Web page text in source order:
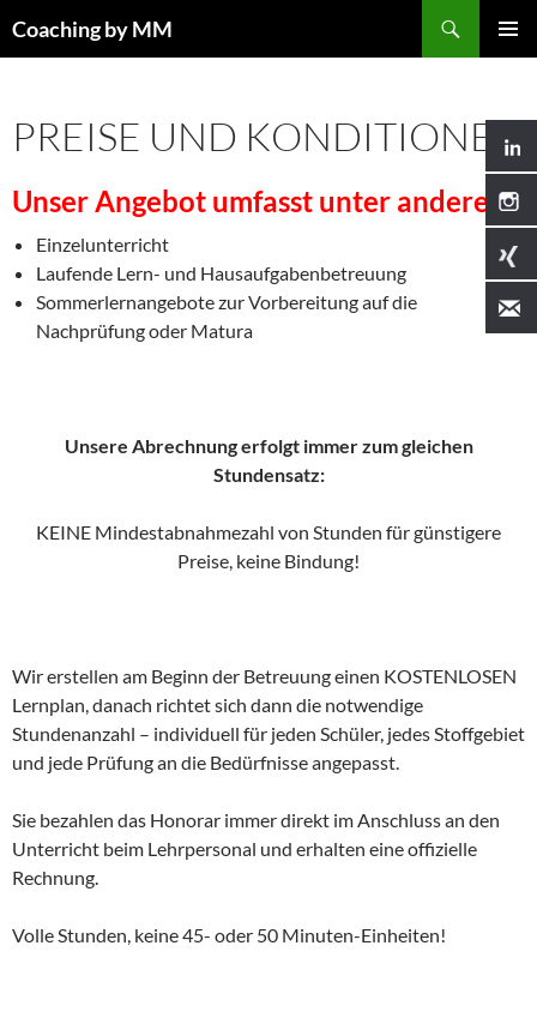
Coaching by MM
PREISE UND KONDITIONEN
Unser Angebot umfasst unter anderem
Einzelunterricht
Laufende Lern- und Hausaufgabenbetreuung
Sommerlernangebote zur Vorbereitung auf die
Nachprüfung oder Matura
Unsere Abrechnung erfolgt immer zum gleichen
Stundensatz:
KEINE Mindestabnahmezahl von Stunden für günstigere
Preise, keine Bindung!
Wir erstellen am Beginn der Betreuung einen KOSTENLOSEN
Lernplan, danach richtet sich dann die notwendige
Stundenanzahl – individuell für jeden Schüler, jedes Stoffgebiet
und jede Prüfung an die Bedürfnisse angepasst.
Sie bezahlen das Honorar immer direkt im Anschluss an den
Unterricht beim Lehrpersonal und erhalten eine offizielle
Rechnung.
Volle Stunden, keine 45- oder 50 Minuten-Einheiten!